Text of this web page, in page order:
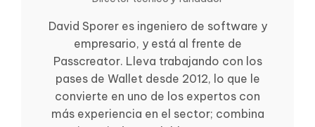
David Sporer es ingeniero de software y
empresario, y está al frente de
Passcreator. Lleva trabajando con los
pases de Wallet desde 2012, lo que le
convierte en uno de los expertos con
más experiencia en el sector; combina